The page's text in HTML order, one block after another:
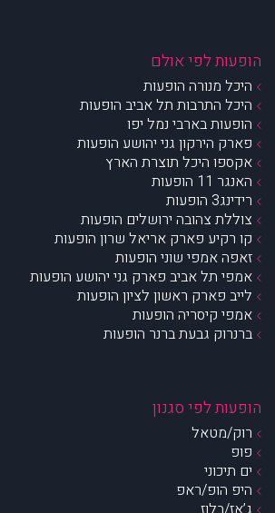
הופעות לפי אולם
היכל מנורה הופעות
היכל התרבות תל אביב הופעות
הופעות בארבי נמל יפו
פארק הירקון גני יהושע הופעות
אקספו היכל תוצרת הארץ
האנגר 11 הופעות
רידינג3 הופעות
צוללת צהובה ירושלים הופעות
קו רקיע פארק אריאל שרון הופעות
זאפה אמפי שוני הופעות
אמפי תל אביב פארק גני יהושע הופעות
לייב פארק ראשון לציון הופעות
אמפי קיסריה הופעות
ברנרוק גבעת ברנר הופעות
הופעות לפי סגנון
רוק/מטאל
פופ
ים תיכוני
היפ הופ/ראפ